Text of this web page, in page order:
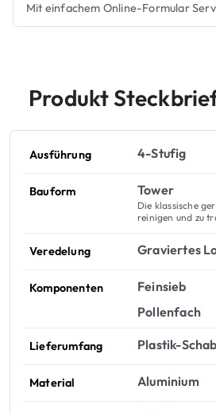
Mit einfachem Online-Formular
Produkt
Ausführung 4-Stufig
Bauform Tower
Die klassische
reinigen und zu
Veredelung Graviertes
Komponenten
Feinsieb
Pollenfach
Lieferumfang Plastik-
Material Aluminium